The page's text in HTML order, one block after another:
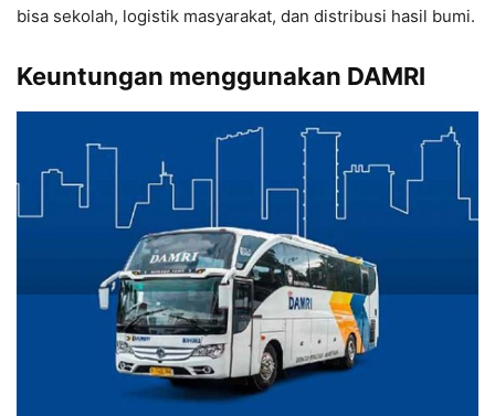
bisa sekolah, logistik masyarakat, dan distribusi hasil bumi.
Keuntungan menggunakan DAMRI